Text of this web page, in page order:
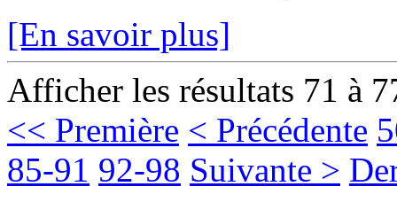
[En savoir plus]
Afficher les résultats 71 à
<< Première < Précédente
85-91 92-98 Suivante >